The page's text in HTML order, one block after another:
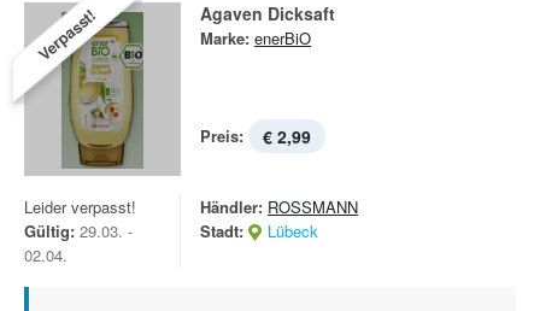
Verpasst! Agaven Dicksaft
Marke: enerBiO
Preis: € 2,99
Leider verpasst!
Gültig: 29.03. -
02.04.
Händler: ROSSMANN
Stadt:
Lübeck